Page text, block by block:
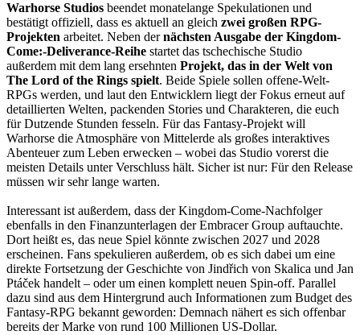
Warhorse Studios beendet monatelange Spekulationen und
bestätigt offiziell, dass es aktuell an gleich zwei großen RPG-
Projekten arbeitet. Neben dernächsten Ausgabe der Kingdom-
Come:-Deliverance-Reihe startet das tschechische Studio
außerdem mit dem lang ersehnten Projekt, das in der Welt von
The Lord of the Rings spielt. Beide Spiele sollen offene-Welt-
RPGs werden, und laut den Entwicklern liegt der Fokus erneut auf
detaillierten Welten, packenden Stories und Charakteren, die euch
für Dutzende Stunden fesseln. Für das Fantasy-Projekt will
Warhorse die Atmosphäre von Mittelerde als großes interaktives
Abenteuer zum Leben erwecken – wobei das Studio vorerst die
meisten Details unter Verschluss hält. Sicher ist nur: Für den Release
müssen wir sehr lange warten.
Interessant ist außerdem, dass der Kingdom-Come-Nachfolger
ebenfalls in den Finanzunterlagen der Embracer Group auftauchte.
Dort heißt es, das neue Spiel könnte zwischen 2027 und 2028
erscheinen. Fans spekulieren außerdem, ob es sich dabei um eine
direkte Fortsetzung der Geschichte von Jindřich von Skalica und Jan
Ptáček handelt – oder um einen komplett neuen Spin-off. Parallel
dazu sind aus dem Hintergrund auch Informationen zum Budget des
Fantasy-RPG bekannt geworden: Demnach nähert es sich offenbar
bereits der Marke von rund 100 Millionen US-Dollar.